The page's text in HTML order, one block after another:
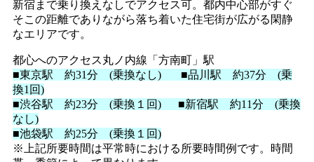
新宿まで乗り換えなしでアクセス可。都内中心部がすぐ
そこの距離でありながら落ち着いた住宅街が広がる閑静
なエリアです。
都心へのアクセス丸ノ内線「方南町」駅
■東京駅 約31分 (乗換なし) ■品川駅 約37分 (乗
換1回)
■渋谷駅 約23分 (乗換１回) ■新宿駅 約11分 (乗換
なし)
■池袋駅 約25分 (乗換１回)
※上記所要時間は平常時における所要時間例です。時間